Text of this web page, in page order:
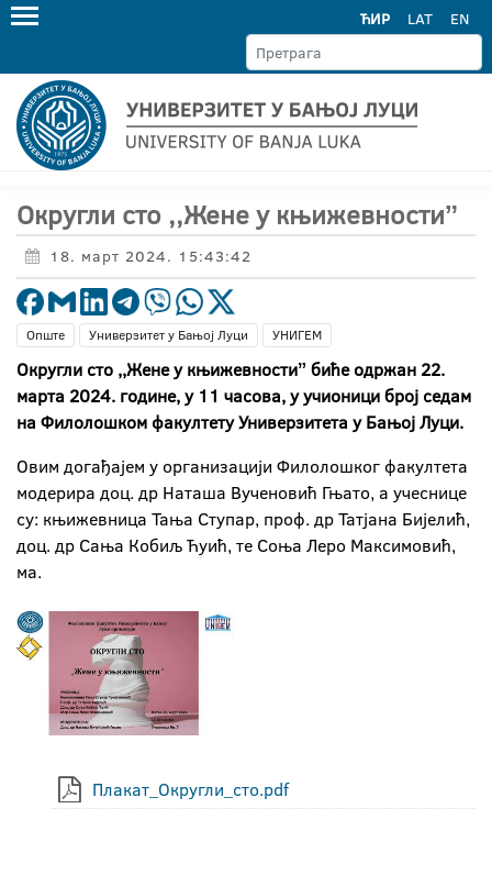
ЋИР LAT EN
Округли сто ,,Жене у књижевностиˮ
18. март 2024. 15:43:42
Опште Универзитет у Бањој Луци УНИГЕМ
Округли сто ,,Жене у књижевностиˮ биће одржан 22.
марта 2024. године, у 11 часова, у учионици број седам
на Филолошком факултету Универзитета у Бањој Луци.
Овим догађајем у организацији Филолошког факултета
модерира доц. др Наташа Вученовић Гњато, а учеснице
су: књижевница Тања Ступар, проф. др Татјана Бијелић,
доц. др Сања Кобиљ Ћуић, те Соња Леро Максимовић,
ма.
Плакат_Округли_сто.pdf